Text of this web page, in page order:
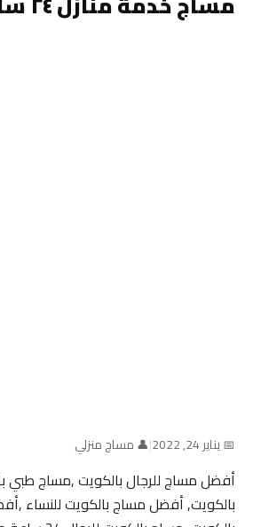
📅 يناير 24, 2022 |👤 مساج منزلي
أفضل مساج للرجال بالكويت ,مساج طبي
بالكويت, أفضل مساج بالكويت للنساء